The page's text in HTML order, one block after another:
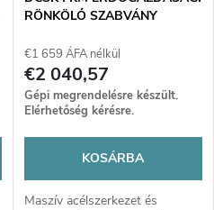
RÖNKÖLŐ SZABVÁNY
€1 659 ÁFA nélkül
€2 040,57
Gépi megrendelésre készült.
Elérhetőség kérésre.
KOSÁRBA
Maszív acélszerkezet és